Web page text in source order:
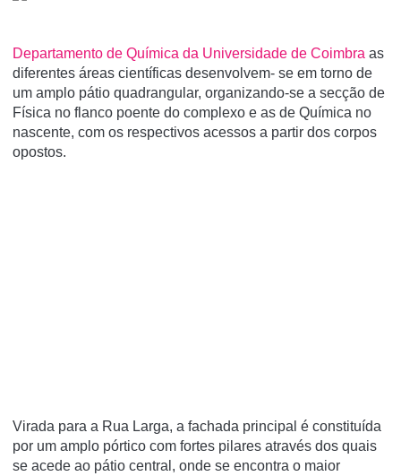
Departamento de Química da Universidade de Coimbra as
diferentes áreas científicas desenvolvem- se em torno de
um amplo pátio quadrangular, organizando-se a secção de
Física no flanco poente do complexo e as de Química no
nascente, com os respectivos acessos a partir dos corpos
opostos.
Virada para a Rua Larga, a fachada principal é constituída
por um amplo pórtico com fortes pilares através dos quais
se acede ao pátio central, onde se encontra o maior